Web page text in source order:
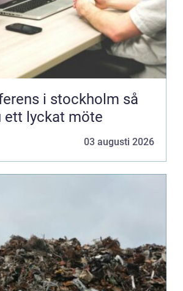
i stockholm så
ett lyckat möte
03 augusti 2026